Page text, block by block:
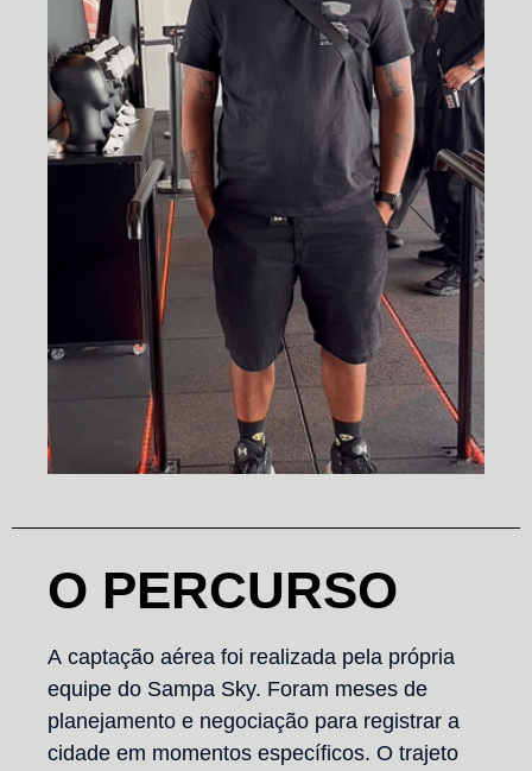
O PERCURSO
A captação aérea foi realizada pela própria
equipe do Sampa Sky. Foram meses de
planejamento e negociação para registrar a
cidade em momentos específicos. O trajeto